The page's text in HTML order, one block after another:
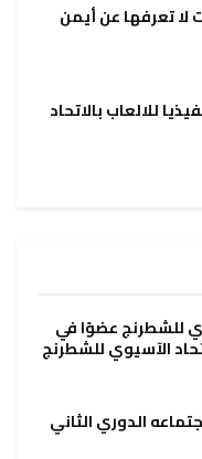
معلومات لا تعرفها عن أيمن
للالعاب بالاتحاد
للشطرنج عضوًا في
الآسيوي للشطرنج
الدوري الثاني